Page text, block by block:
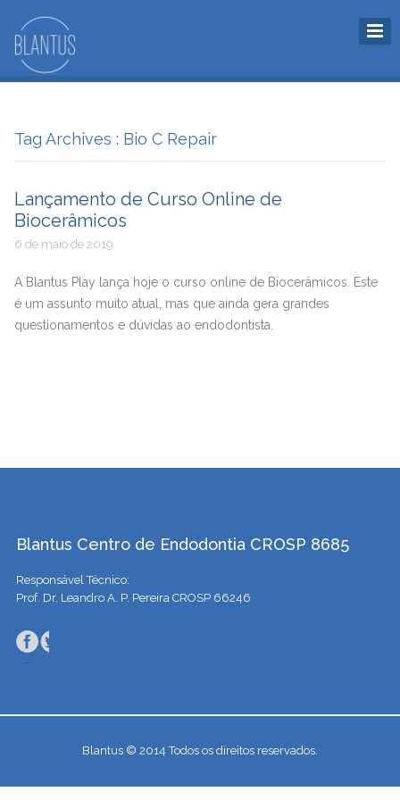
Tag Archives : Bio C Repair
Lançamento de Curso Online de
Biocerâmicos
6 de maio de 2019
A Blantus Play lança hoje o curso online de Biocerâmicos. Este
é um assunto muito atual, mas que ainda gera grandes
questionamentos e dúvidas ao endodontista.
Blantus Centro de Endodontia CROSP 8685
Responsável Técnico:
Prof. Dr. Leandro A. P. Pereira CROSP 66246
Blantus © 2014 Todos os direitos reservados.